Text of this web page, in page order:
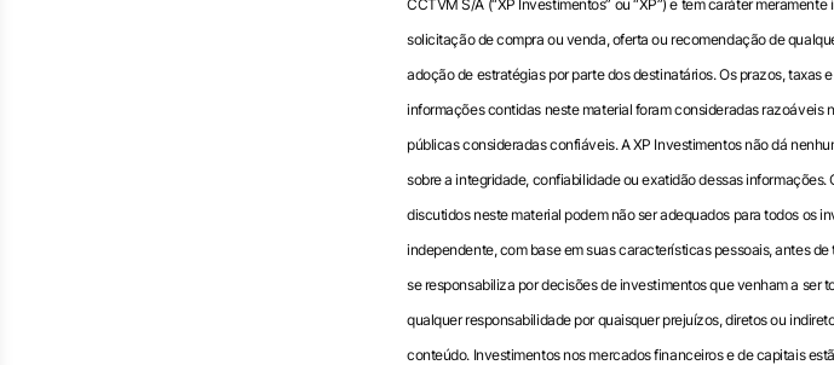
CCTVM S/A (“XP Investimentos” ou “XP”) e tem caráter
solicitação de compra ou venda, oferta ou recomendação de
adoção de estratégias por parte dos destinatários. Os prazos,
informações contidas neste material foram consideradas razoáveis
públicas consideradas confiáveis. A XP Investimentos não dá
sobre a integridade, confiabilidade ou exatidão dessas
discutidos neste material podem não ser adequados para todos os
independente, com base em suas características pessoais, antes
se responsabiliza por decisões de investimentos que venham a ser
qualquer responsabilidade por quaisquer prejuízos, diretos ou
conteúdo. Investimentos nos mercados financeiros e de capitais